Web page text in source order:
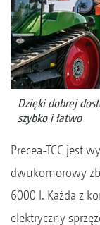
Dzięki dobrej
szybko i łatwo
Precea-TCC jest
dwukomorowy
6000 l. Każda z
elektryczny